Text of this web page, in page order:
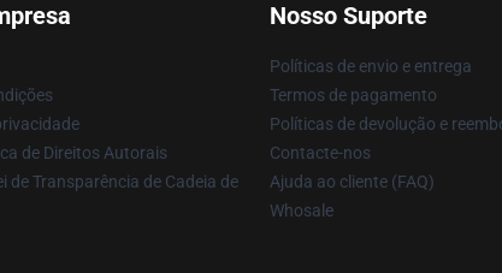
de Direitos Autorais
de Transparência de Cadeia de
Nosso Suporte
Políticas de envio e entrega
Termos de pagamento
Políticas de devolução e
Contacte-nos
Ajuda ao cliente (FAQ)
Whosale